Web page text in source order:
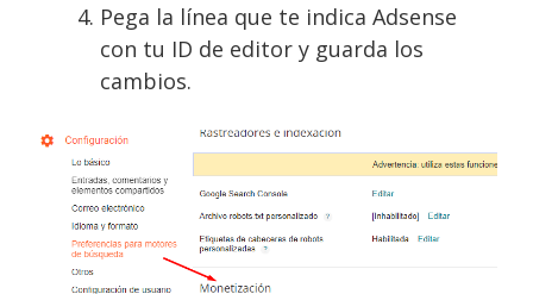
Pega la línea que te indica Adsense
con tu ID de editor y guarda los
cambios.